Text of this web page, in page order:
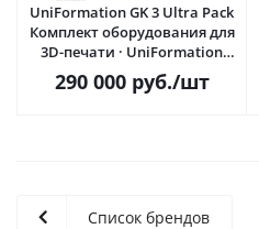
UniFormation GK 3 Ultra Pack
Комплект оборудования для
3D-печати · UniFormation
(Китай)
290 000руб./шт
Список брендов